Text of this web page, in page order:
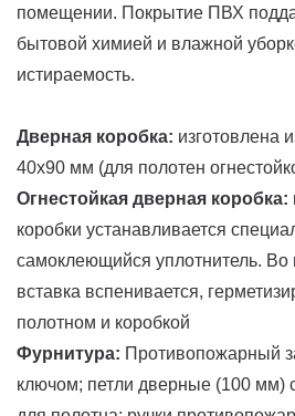
помещении. Покрытие ПВХ
бытовой химией и влажной
истираемость.
Дверная коробка: изготовлена
40x90 мм (для полотен
Огнестойкая дверная коробка:
коробки устанавливается
самоклеющийся уплотнитель. Во
вставка вспенивается,
полотном и коробкой
Фурнитура: Противопожарный
ключом; петли дверные (100 мм)